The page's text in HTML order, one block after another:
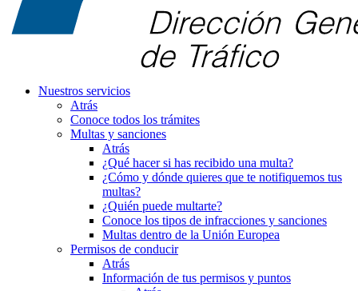
Nuestros servicios
Atrás
Conoce todos los trámites
Multas y sanciones
Atrás
¿Qué hacer si has recibido una multa?
¿Cómo y dónde quieres que te notifiquemos tus
multas?
¿Quién puede multarte?
Conoce los tipos de infracciones y sanciones
Multas dentro de la Unión Europea
Permisos de conducir
Atrás
Información de tus permisos y puntos